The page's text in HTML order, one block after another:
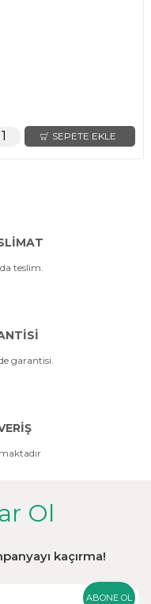
SEPETE EKLE
teslim.
garantisi.
Ol
kaçırma!
ABONE OL